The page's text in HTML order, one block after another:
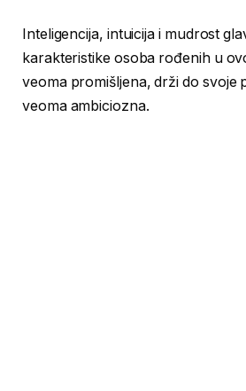
Inteligencija, intuicija i mudrost
karakteristike osoba rođenih u
veoma promišljena, drži do svoje
veoma ambiciozna.